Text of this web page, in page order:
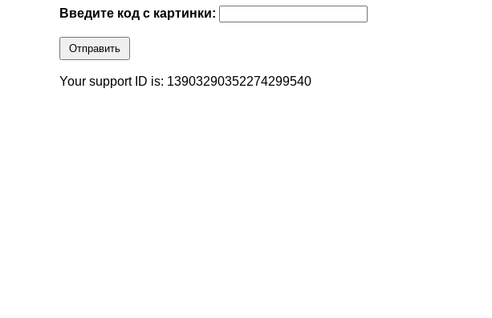
Введите код с картинки:
Отправить
Your support ID is: 13903290352274299540